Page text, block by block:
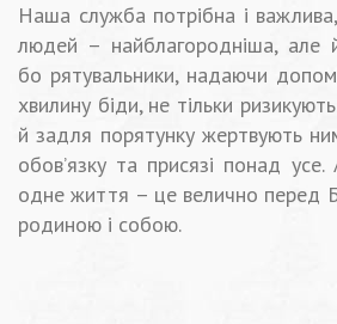
Наша служба потрібна і
людей – найблагородніша, але
бо рятувальники, надаючи
хвилину біди, не тільки
й задля порятунку жертвують
обов’язку та присязі понад
одне життя – це велично перед
родиною і собою.